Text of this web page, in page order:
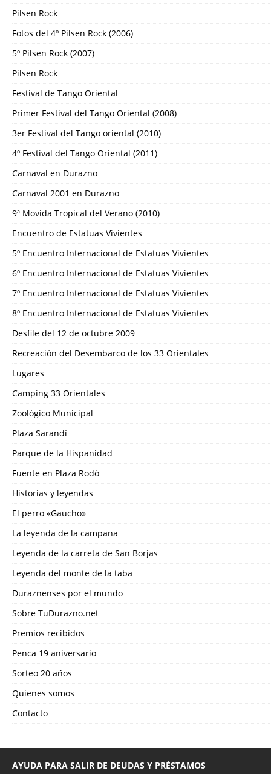
Pilsen Rock
Fotos del 4º Pilsen Rock (2006)
5º Pilsen Rock (2007)
Pilsen Rock
Festival de Tango Oriental
Primer Festival del Tango Oriental (2008)
3er Festival del Tango oriental (2010)
4º Festival del Tango Oriental (2011)
Carnaval en Durazno
Carnaval 2001 en Durazno
9ª Movida Tropical del Verano (2010)
Encuentro de Estatuas Vivientes
5º Encuentro Internacional de Estatuas Vivientes
6º Encuentro Internacional de Estatuas Vivientes
7º Encuentro Internacional de Estatuas Vivientes
8º Encuentro Internacional de Estatuas Vivientes
Desfile del 12 de octubre 2009
Recreación del Desembarco de los 33 Orientales
Lugares
Camping 33 Orientales
Zoológico Municipal
Plaza Sarandí
Parque de la Hispanidad
Fuente en Plaza Rodó
Historias y leyendas
El perro «Gaucho»
La leyenda de la campana
Leyenda de la carreta de San Borjas
Leyenda del monte de la taba
Duraznenses por el mundo
Sobre TuDurazno.net
Premios recibidos
Penca 19 aniversario
Sorteo 20 años
Quienes somos
Contacto
AYUDA PARA SALIR DE DEUDAS Y PRÉSTAMOS